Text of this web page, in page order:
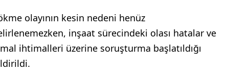
olayının kesin nedeni henüz
inşaat sürecindeki olası hatalar ve
ihtimalleri üzerine soruşturma başlatıldığı